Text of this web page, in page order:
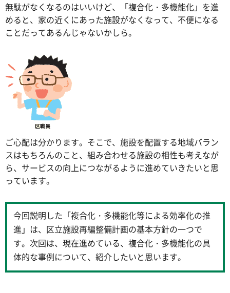
無駄がなくなるのはいいけど、「複合化・多機能化」を進
めると、家の近くにあった施設がなくなって、不便になる
ことだってあるんじゃないかしら。
ご心配は分かります。そこで、施設を配置する地域バラン
スはもちろんのこと、組み合わせる施設の相性も考えなが
ら、サービスの向上につながるように進めていきたいと思
っています。
今回説明した「複合化・多機能化等による効率化の推
進」は、区立施設再編整備計画の基本方針の一つで
す。次回は、現在進めている、複合化・多機能化の具
体的な事例について、紹介したいと思います。